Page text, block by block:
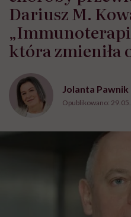
Dariusz M.
która zmieniła
Jolanta Pawnik
Opublikowano: